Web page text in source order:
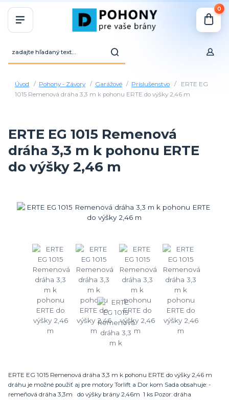
0
Úvod Pohony - Závory Garážové Príslušenstvo
ERTE EG
1015 Remenová dráha 3,3 m k pohonu ERTE do výšky 2,46 m
ERTE EG 1015 Remenová
dráha 3,3 m k pohonu ERTE
do výšky 2,46 m
ERTE EG 1015 Remenová dráha 3,3 m k pohonu ERTE do výšky 2,46 m
dráhu je možné použiť aj pre motory Torlift a Dor kom Sada obsahuje: -
remeňová dráha 3,3m do výšky brány 2,46m 1 ks Pozor: dráha